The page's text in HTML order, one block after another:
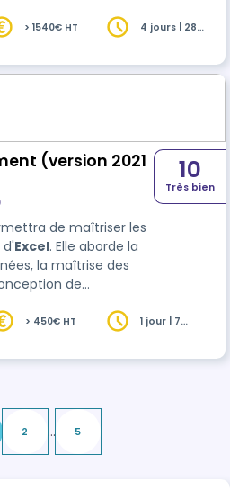
dans les
> 1540€ HT
4 jours | 28
(version 2021
de maîtriser les
Excel. Elle aborde la
la maîtrise des
de
avec la
10
Très bien
> 450€ HT
1 jour | 7
2 ... 5